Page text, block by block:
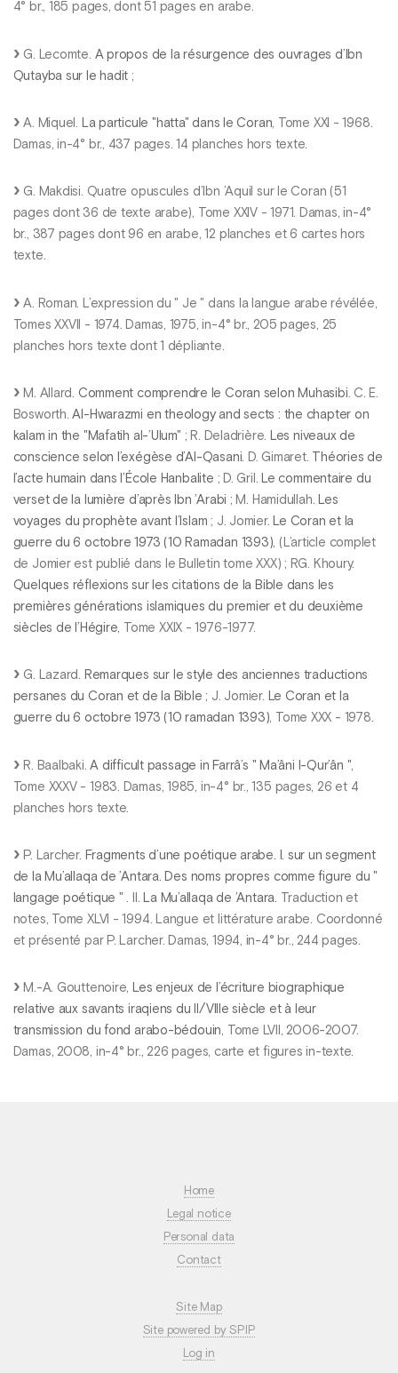
4° br., 185 pages, dont 51 pages en arabe.
G. Lecomte. A propos de la résurgence des ouvrages d’Ibn
Qutayba sur le hadit ;
A. Miquel. La particule "hatta" dans le Coran, Tome XXI - 1968.
Damas, in-4° br., 437 pages. 14 planches hors texte.
G. Makdisi. Quatre opuscules d’Ibn ’Aquil sur le Coran (51
pages dont 36 de texte arabe), Tome XXIV - 1971. Damas, in-4°
br., 387 pages dont 96 en arabe, 12 planches et 6 cartes hors
texte.
A. Roman. L’expression du " Je " dans la langue arabe révélée,
Tomes XXVII - 1974. Damas, 1975, in-4° br., 205 pages, 25
planches hors texte dont 1 dépliante.
M. Allard. Comment comprendre le Coran selon Muhasibi. C. E.
Bosworth.Al-Hwarazmi en theology and sects : the chapter on
kalam in the "Mafatih al-’Ulum" ; R. Deladrière. Les niveaux de
conscience selon l’exégèse d’Al-Qasani. D. Gimaret.
Théories de
l’acte humain dans l’École Hanbalite ; D. Gril. Le commentaire du
verset de la lumière d’après Ibn ’Arabi ; M. Hamidullah. Les
voyages du prophète avant l’Islam ; J. Jomier. Le Coran et la
guerre du 6 octobre 1973 (10 Ramadan 1393), (L’article complet
de Jomier est publié dans le Bulletin tome XXX) ; RG. Khoury.
Quelques réflexions sur les citations de la Bible dans les
premières générations islamiques du premier et du deuxième
siècles de l’Hégire, Tome XXIX - 1976-1977.
G. Lazard. Remarques sur le style des anciennes traductions
persanes du Coran et de la Bible ; J. Jomier. Le Coran et la
guerre du 6 octobre 1973 (10 ramadan 1393), Tome XXX - 1978.
R. Baalbaki.A difficult passage in Farrâ’s " Ma’âni l-Qur’ân "
Tome XXXV - 1983. Damas, 1985, in-4° br., 135 pages, 26 et 4
planches hors texte.
P. Larcher. Fragments d’une poétique arabe. I. sur un segment
de la Mu’allaqa de ’Antara. Des noms propres comme figure du "
langage poétique " . II. La Mu’allaqa de ’Antara. Traduction et
notes, Tome XLVI - 1994. Langue et littérature arabe. Coordonné
et présenté par P. Larcher. Damas, 1994, in-4° br., 244 pages.
M.-A. Gouttenoire, Les enjeux de l’écriture biographique
relative aux savants iraqiens du II/VIIIe siècle et à leur
transmission du fond arabo-bédouin, Tome LVII, 2006-2007.
Damas, 2008, in-4° br., 226 pages, carte et figures in-texte.
Home
Legal notice
Personal data
Contact
Site Map
Site powered by SPIP
Log in